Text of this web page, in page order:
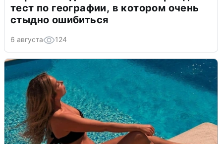
тест по географии, в котором очень
стыдно ошибиться
6 августа 124